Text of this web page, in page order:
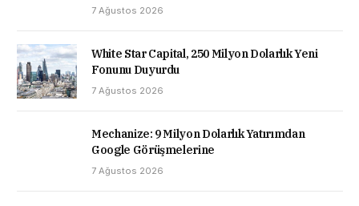
7 Ağustos 2026
White Star Capital, 250 Milyon Dolarlık Yeni
Fonunu Duyurdu
7 Ağustos 2026
Mechanize: 9 Milyon Dolarlık Yatırımdan
Google Görüşmelerine
7 Ağustos 2026